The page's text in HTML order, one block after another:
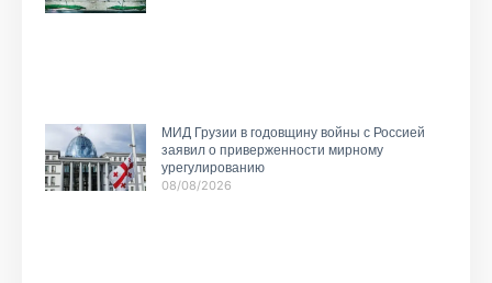
МИД Грузии в годовщину войны с Россией
заявил о приверженности мирному
урегулированию
08/08/2026